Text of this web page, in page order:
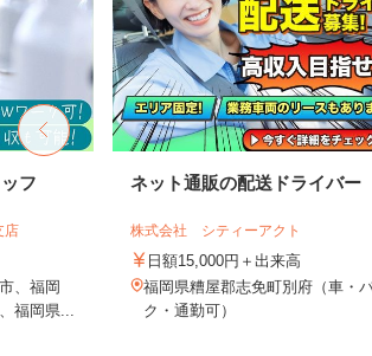
フ
店
、福岡
福岡県...
ネット通販の配送ドライバー
株式会社 シティーアクト
日額15,000円＋出来高
福岡県糟屋郡志免町別府（車・
ク・通勤可）